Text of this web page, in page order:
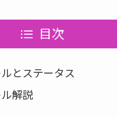
目次
とステータス
解説